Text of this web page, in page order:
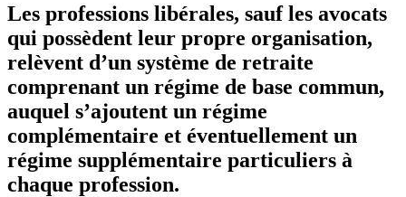
Les professions libérales, sauf les avocats
qui possèdent leur propre organisation,
relèvent d’un système de retraite
comprenant un régime de base commun,
auquel s’ajoutent un régime
complémentaire et éventuellement un
régime supplémentaire particuliers à
chaque profession.